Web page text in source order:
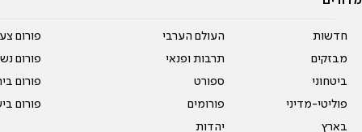
חדשות
מבזקים
ביטחוני
פוליטי-מדיני
בארץ
העולם הערבי
תרבות ופנאי
ספורט
פורומים
יהדות
פורום
פורום
פורום
פורום